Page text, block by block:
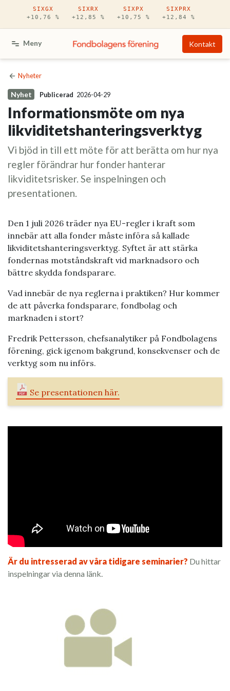
Hoppa till huvudinnehåll
SIXGX
+10,76 %
SIXRX
+12,85 %
SIXPX
+10,75 %
SIXPRX
+12,84 %
Meny Kontakt
Nyheter
Nyhet Publicerad 2026-04-29
Informationsmöte om nya
likviditetshanteringsverktyg
Vi bjöd in till ett möte för att berätta om hur nya
regler förändrar hur fonder hanterar
likviditetsrisker. Se inspelningen och
presentationen.
Den 1 juli 2026 träder nya EU-regler i kraft som
innebär att alla fonder måste införa så kallade
likviditetshanteringsverktyg. Syftet är att stärka
fondernas motståndskraft vid marknadsoro och
bättre skydda fondsparare.
Vad innebär de nya reglerna i praktiken? Hur kommer
de att påverka fondsparare, fondbolag och
marknaden i stort?
Fredrik Pettersson, chefsanalytiker på Fondbolagens
förening, gick igenom bakgrund, konsekvenser och de
verktyg som nu införs.
Se presentationen här.
Är du intresserad av våra tidigare seminarier? Du hittar
inspelningar via denna länk.